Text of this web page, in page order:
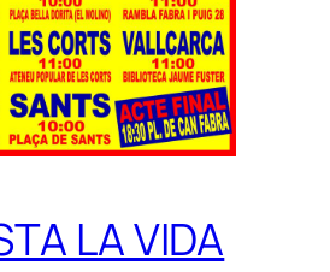
LA VIDA